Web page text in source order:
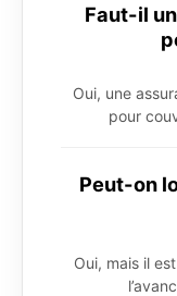
Faut-il
Oui, une
pour
Peut-on
Oui, mais il